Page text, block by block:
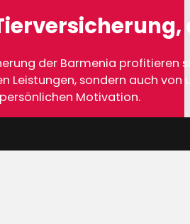
der Barmenia profitieren
Leistungen, sondern auch von
persönlichen Motivation.